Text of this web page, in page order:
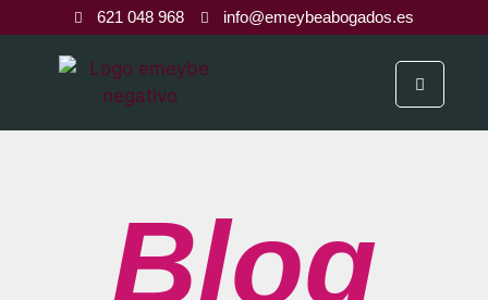
621 048 968 info@emeybeabogados.es
Blog